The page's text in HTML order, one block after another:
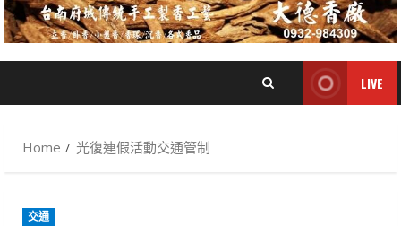
LIVE
Home 光復連假活動交通管制
交通